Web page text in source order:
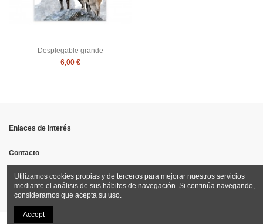
Desplegable grande
6,00 €
Enlaces de interés
Contacto
Síguenos
Utilizamos cookies propias y de terceros para mejorar nuestros servicios
mediante el análisis de sus hábitos de navegación. Si continúa navegando,
consideramos que acepta su uso.
Accept